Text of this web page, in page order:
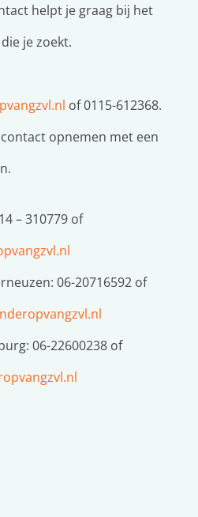
helpt je graag bij het
je zoekt.
of 0115-612368.
opnemen met een
– 310779 of
06-20716592 of
06-22600238 of